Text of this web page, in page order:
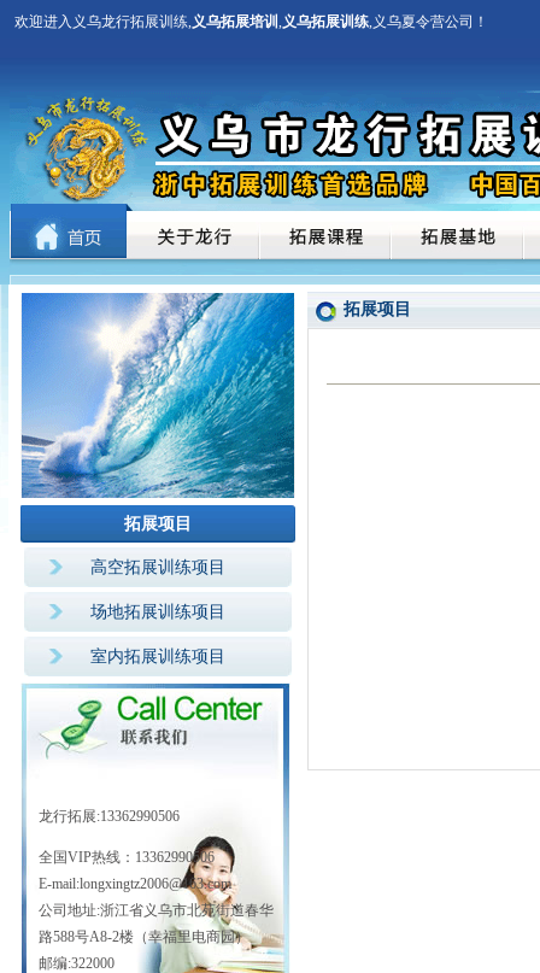
欢迎进入义乌龙行拓展训练, 义乌拓展培训, 义乌拓展训练,义乌夏令营公司！
拓展项目
高空拓展训练项目
场地拓展训练项目
室内拓展训练项目
龙行拓展:13362990506
全国VIP热线： 13362990506
E-mail:longxingtz2006@163.com
公司地址:浙江省义乌市北苑街道春华
路588号A8-2楼（幸福里电商园）
邮编:322000
拓展项目